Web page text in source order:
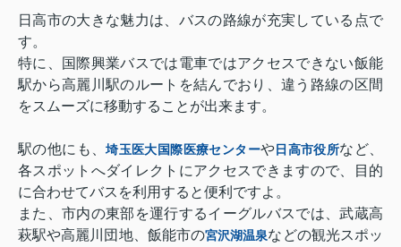
日高市の大きな魅力は、バスの路線が充実している点で
す。
特に、国際興業バスでは電車ではアクセスできない飯能
駅から高麗川駅のルートを結んでおり、違う路線の区間
をスムーズに移動することが出来ます。
駅の他にも、埼玉医大国際医療センターや日高市役所など、
各スポットへダイレクトにアクセスできますので、目的
に合わせてバスを利用すると便利ですよ。
また、市内の東部を運行するイーグルバスでは、武蔵高
萩駅や高麗川団地、飯能市の宮沢湖温泉などの観光スポッ